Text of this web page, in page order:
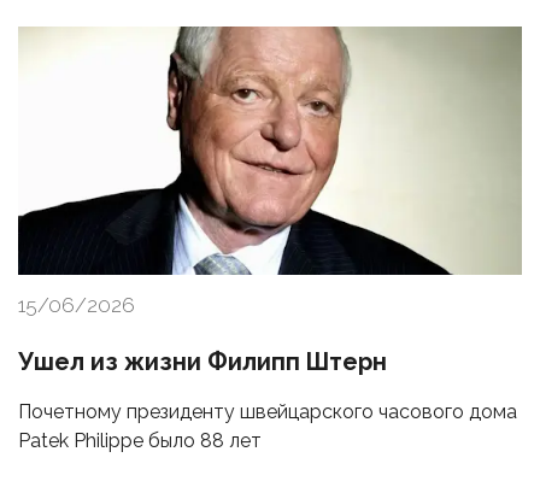
15/06/2026
Ушел из жизни Филипп Штерн
Почетному президенту швейцарского часового дома
Patek Philippe было 88 лет